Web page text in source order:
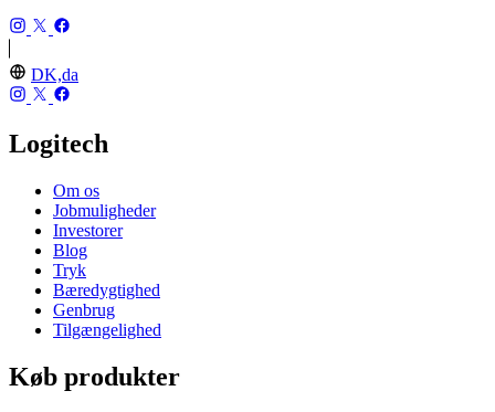
DK,da
Logitech
Om os
Jobmuligheder
Investorer
Blog
Tryk
Bæredygtighed
Genbrug
Tilgængelighed
Køb produkter